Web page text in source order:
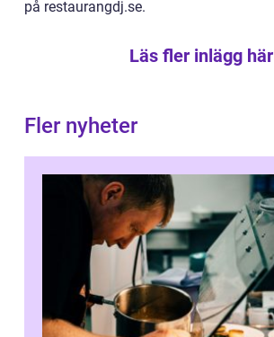
på restaurangdj.se.
Läs fler inlägg här
Fler nyheter